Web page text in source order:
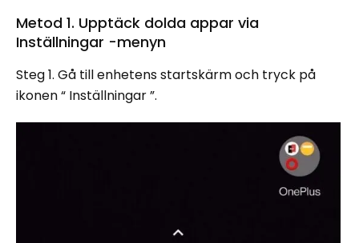
Metod 1. Upptäck dolda appar via
Inställningar -menyn
Steg 1. Gå till enhetens startskärm och tryck på
ikonen “ Inställningar ”.